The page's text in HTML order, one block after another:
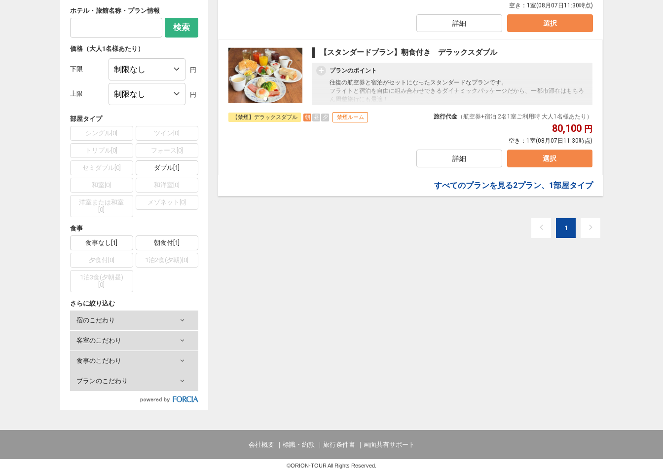
ホテル・旅館名称・プラン情報
検索
価格（大人1名様あたり）
下限 円
上限 円
部屋タイプ
シングル 0 ツイン 0
トリプル 0 フォース 0]
セミダブル[ 0] ダブル 1
和室 0 和洋室 0
洋室または和室
0
メゾネット 0
食事
食事なし 1 朝食付 1
夕食付 0] 1泊2食(夕朝) 0
1泊3食(夕朝昼)
0
さらに絞り込む
宿のこだわり
客室のこだわり
食事のこだわり
プランのこだわり
空き： 1室(08月07日11:30時点)
詳細 選択
【スタンダードプラン】朝食付き デラックスダブル
プランのポイント
往復の航空券と宿泊がセットになったスタンダードなプランです。
フライトと宿泊を自由に組み合わせできるダイナミックパッケージだから、一都市滞在はもちろ
ん周遊旅行にも最適！
フライトは、安心のJAL（またはJALグループ）確約！フライトマイル50%貯まります。
オプションでレンタカーや現地交通・体験プランなどの追加（同時予約）が可能なプランもござ
【禁煙】デラックスダブル 朝 昼 夕 禁煙ルーム 旅行代金 （航空券+宿泊 2名1室ご利用時 大人1名様あたり）
80,100 円
空き： 1室(08月07日11:30時点)
詳細 選択
すべてのプランを見る2プラン、1部屋タイプ
1
会社概要 標識・約款 旅行条件書 画面共有サポート
©ORION-TOUR All Rights Reserved.